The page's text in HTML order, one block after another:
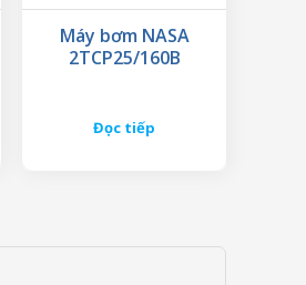
Máy bơm NASA
2TCP25/160B
Đọc tiếp